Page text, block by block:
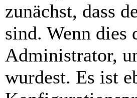
zunächst, dass
sind. Wenn dies
Administrator,
wurdest. Es ist